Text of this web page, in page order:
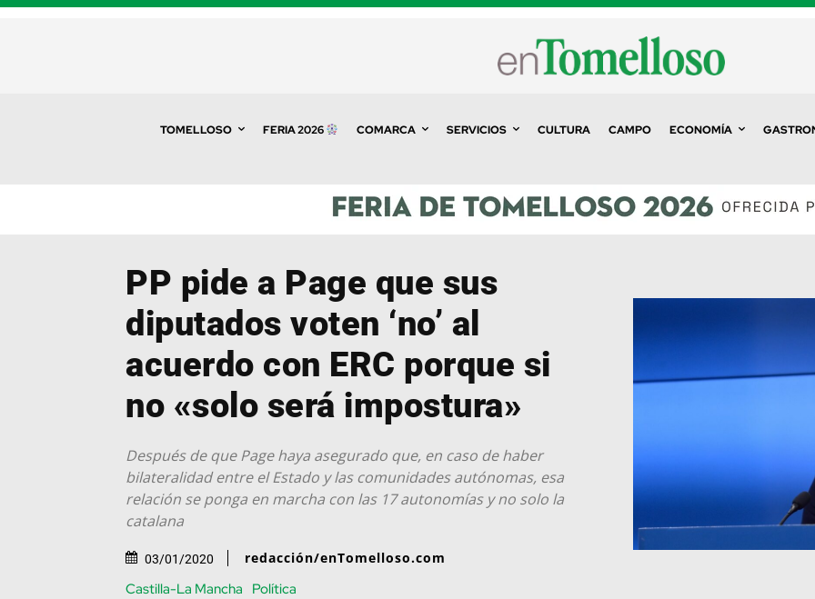
TOMELLOSO FERIA 2026 COMARCA SERVICIOS CULTURA CAMPO ECONOMÍA
PP pide a Page que sus
diputados voten ‘no’ al
acuerdo con ERC porque si
no «solo será impostura»
Después de que Page haya asegurado que, en caso de haber
bilateralidad entre el Estado y las comunidades autónomas, esa
relación se ponga en marcha con las 17 autonomías y no solo la
catalana
03/01/2020 redacción/enTomelloso.com
Castilla-La Mancha Política